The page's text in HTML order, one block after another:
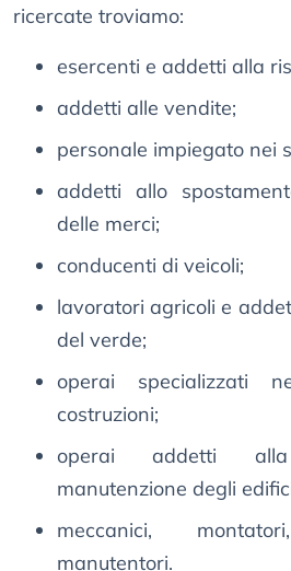
ricercate troviamo:
esercenti e addetti alla
addetti alle vendite;
personale impiegato nei
addetti allo
delle merci;
conducenti di veicoli;
lavoratori agricoli e
del verde;
operai specializzati
costruzioni;
operai addetti
manutenzione degli
meccanici,
manutentori.